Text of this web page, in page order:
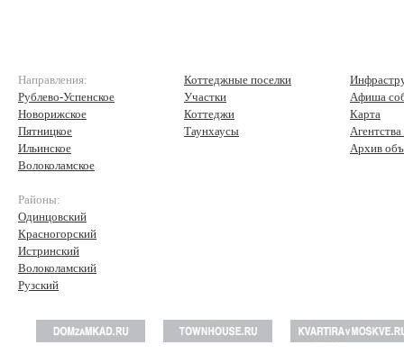
Направления:
Рублево-Успенское
Новорижское
Пятницкое
Ильинское
Волоколамское
Районы:
Одинцовский
Красногорский
Истринский
Волоколамский
Рузский
Коттеджные поселки
Участки
Коттеджи
Таунхаусы
Афиша
Карта
Архив